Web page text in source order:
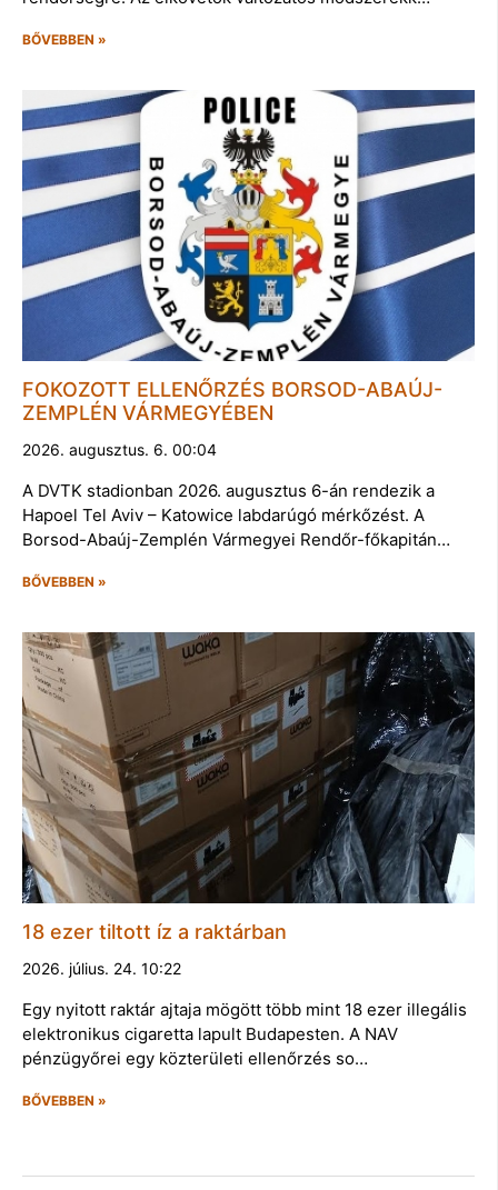
BŐVEBBEN »
FOKOZOTT ELLENŐRZÉS BORSOD-ABAÚJ-
ZEMPLÉN VÁRMEGYÉBEN
2026. augusztus. 6. 00:04
A DVTK stadionban 2026. augusztus 6-án rendezik a
Hapoel Tel Aviv – Katowice labdarúgó mérkőzést. A
Borsod-Abaúj-Zemplén Vármegyei Rendőr-főkapitán…
BŐVEBBEN »
18 ezer tiltott íz a raktárban
2026. július. 24. 10:22
Egy nyitott raktár ajtaja mögött több mint 18 ezer illegális
elektronikus cigaretta lapult Budapesten. A NAV
pénzügyőrei egy közterületi ellenőrzés so…
BŐVEBBEN »